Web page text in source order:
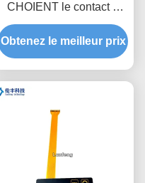
CHOIENT le contact à
membrane fait sur
commande avec la
surface brillante
Obtenez le meilleur prix